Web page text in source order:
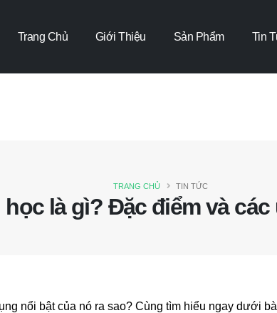
Trang Chủ Giới Thiệu Sản Phẩm Tin
là gì? Đặc điểm và
TRANG CHỦ TIN TỨC
nổi bật của nó ra sao? Cùng tìm hiểu ngay dưới